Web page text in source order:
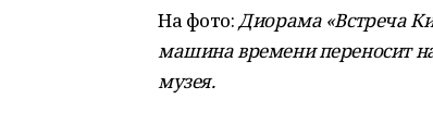
На фото:Диорама «Встреча
машина времени переносит
музея.